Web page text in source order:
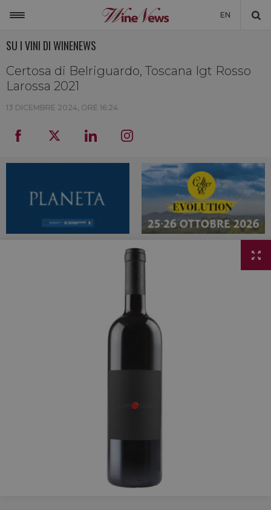
EN
MONDO
LA CANTINA DI WINENEWS
DICONO DI NOI
WINENEWS TV
SU I VINI DI WINENEWS
Certosa di Belriguardo, Toscana Igt Rosso
Larossa 2021
13 DICEMBRE 2024, ORE 16:24